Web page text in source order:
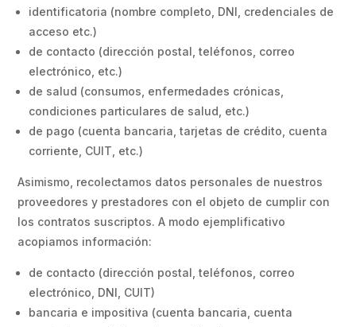
identificatoria (nombre completo, DNI, credenciales de
acceso etc.)
de contacto (dirección postal, teléfonos, correo
electrónico, etc.)
de salud (consumos, enfermedades crónicas,
condiciones particulares de salud, etc.)
de pago (cuenta bancaria, tarjetas de crédito, cuenta
corriente, CUIT, etc.)
Asimismo, recolectamos datos personales de nuestros
proveedores y prestadores con el objeto de cumplir con
los contratos suscriptos. A modo ejemplificativo
acopiamos información:
de contacto (dirección postal, teléfonos, correo
electrónico, DNI, CUIT)
bancaria e impositiva (cuenta bancaria, cuenta